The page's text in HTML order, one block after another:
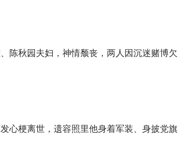
陈秋园夫妇，神情颓丧，两人因沉迷赌博欠
心梗离世，遗容照里他身着军装、身披党旗